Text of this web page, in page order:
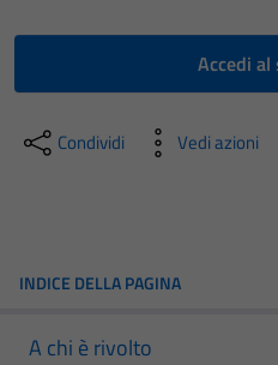
Accedi
Condividi Vedi azioni
INDICE DELLA PAGINA
A chi è rivolto